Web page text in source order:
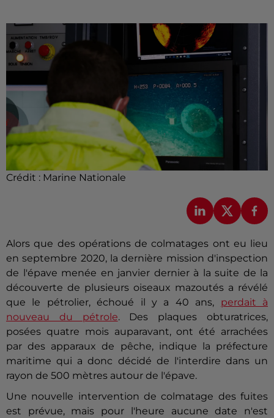
Crédit : Marine Nationale
Alors que des opérations de colmatages ont eu lieu
en septembre 2020, la dernière mission d'inspection
de l'épave menée en janvier dernier à la suite de la
découverte de plusieurs oiseaux mazoutés a révélé
que le pétrolier, échoué il y a 40 ans, perdait à
nouveau du pétrole. Des plaques obturatrices,
posées quatre mois auparavant, ont été arrachées
par des apparaux de pêche, indique la préfecture
maritime qui a donc décidé de l'interdire dans un
rayon de 500 mètres autour de l'épave.
Une nouvelle intervention de colmatage des fuites
est prévue, mais pour l'heure aucune date n'est